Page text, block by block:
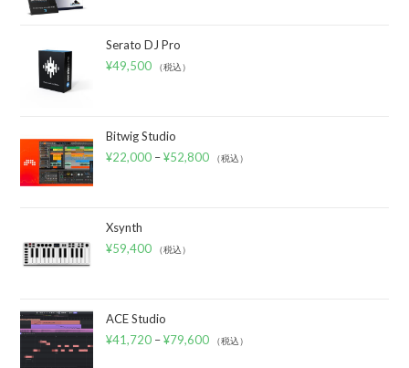
Serato DJ Pro
¥49,500 （税込）
Bitwig Studio
¥22,000 –¥52,800 （税込）
Xsynth
¥59,400 （税込）
ACE Studio
¥41,720 –¥79,600 （税込）